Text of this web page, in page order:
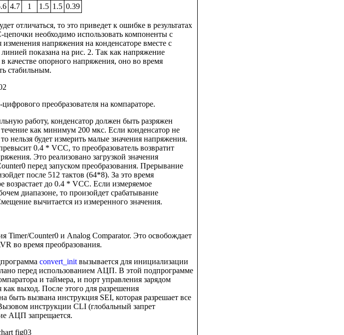
4.7 1 1.5 1.5 0.39
отличаться, то это приведет к ошибке в результатах
необходимо использовать компоненты с
напряжения на конденсаторе вместе с
показана на рис. 2. Так как напряжение
качестве опорного напряжения, оно во время
стабильным.
преобразователя на компараторе.
работу, конденсатор должен быть разряжен
как минимум 200 мкс. Если конденсатор не
нельзя будет измерить малые значения напряжения.
0.4 * VCC, то преобразователь возвратит
Это реализовано загрузкой значения
перед запуском преобразования. Прерывание
после 512 тактов (64*8). За это время
возрастает до 0.4 * VCC. Если измеряемое
диапазоне, то произойдет срабатывание
вычитается из измеренного значения.
Timer/Counter0 и Analog Comparator. Это освобождает
во время преобразования.
convert_init вызывается для инициализации
перед использованием АЦП. В этой подпрограмме
и таймера, и порт управления зарядом
как выход. После этого для разрешения
быть вызвана инструкция SEI, которая разрешает все
инструкции CLI (глобальный запрет
АЦП запрещается.